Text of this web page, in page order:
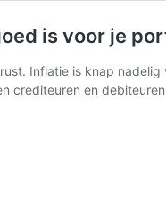
is voor je
Inflatie is knap
crediteuren en